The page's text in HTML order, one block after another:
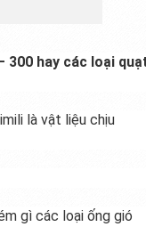
300 hay các loại
là vật liệu chịu
gì các loại ống gió